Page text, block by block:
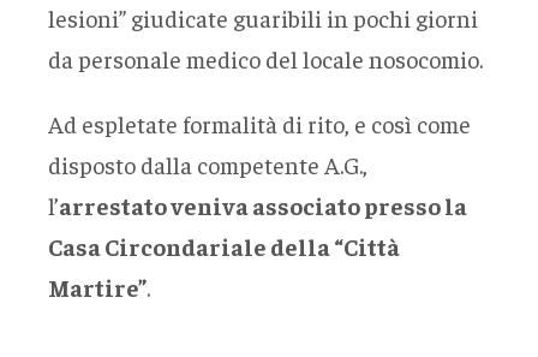
lesioni” giudicate guaribili in pochi giorni
da personale medico del locale nosocomio.
Ad espletate formalità di rito, e così come
disposto dalla competente A.G.,
l’arrestato veniva associato presso la
Casa Circondariale della “Città
Martire”.